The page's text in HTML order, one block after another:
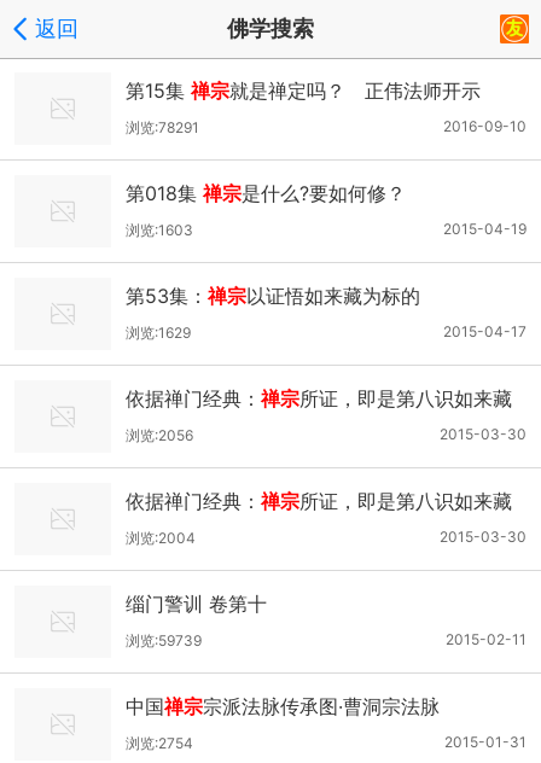
返回 佛学搜索
第15集 禅宗就是禅定吗？ 正伟法师开示
2016-09-10
浏览:78291
第018集 禅宗是什么?要如何修？
2015-04-19
浏览:1603
第53集： 禅宗以证悟如来藏为标的
2015-04-17
浏览:1629
依据禅门经典： 禅宗所证，即是第八识如来藏
2015-03-30
浏览:2056
依据禅门经典： 禅宗所证，即是第八识如来藏
二
2015-03-30
浏览:2004
缁门警训 卷第十
2015-02-11
浏览:59739
中国禅宗宗派法脉传承图·曹洞宗法脉
2015-01-31
浏览:2754